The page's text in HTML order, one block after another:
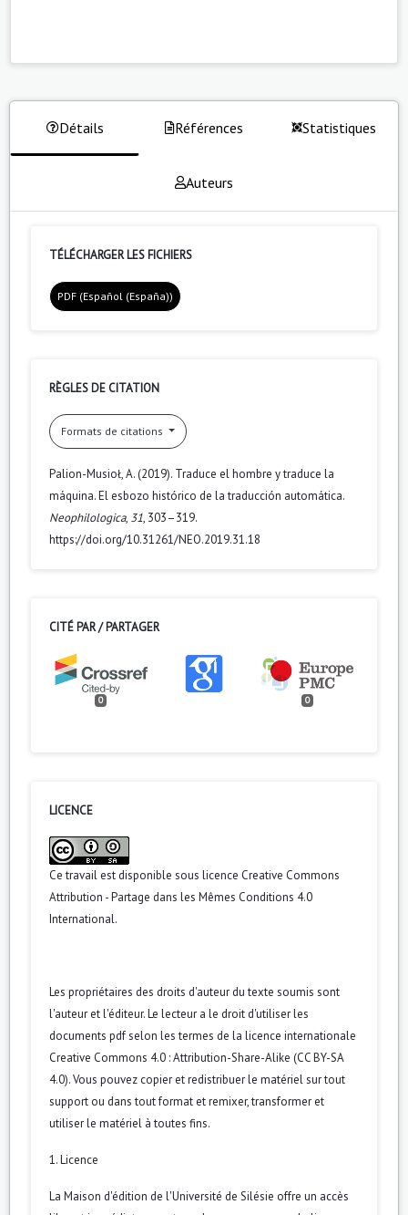
Détails Références Statistiques
Auteurs
TÉLÉCHARGER LES FICHIERS
PDF (Español (España))
RÈGLES DE CITATION
Formats de citations
Palion-Musioł, A. (2019). Traduce el hombre y traduce la
máquina. El esbozo histórico de la traducción automática.
Neophilologica, 31, 303–319.
https://doi.org/10.31261/NEO.2019.31.18
CITÉ PAR / PARTAGER
0 0
LICENCE
Ce travail est disponible sous licence Creative Commons
Attribution - Partage dans les Mêmes Conditions 4.0
International.
Les propriétaires des droits d'auteur du texte soumis sont
l'auteur et l'éditeur. Le lecteur a le droit d'utiliser les
documents pdf selon les termes de la licence internationale
Creative Commons 4.0 : Attribution-Share-Alike (CC BY-SA
4.0). Vous pouvez copier et redistribuer le matériel sur tout
support ou dans tout format et remixer, transformer et
utiliser le matériel à toutes fins.
1. Licence
La Maison d'édition de l'Université de Silésie offre un accès